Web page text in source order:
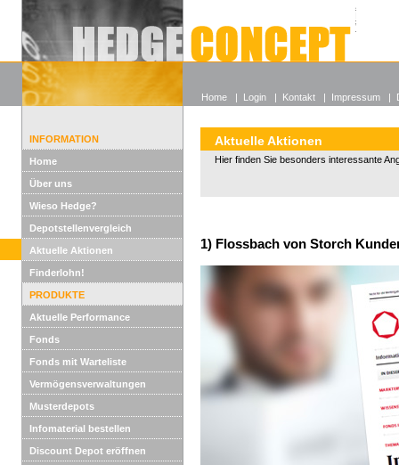
Alle
Wieso
INFORMATION
Home
Über uns
Wieso Hedge?
Depotstellenvergleich
Aktuelle Aktionen
Finderlohn!
PRODUKTE
Aktuelle Performance
Fonds
Fonds mit Warteliste
Vermögensverwaltungen
Musterdepots
Infomaterial bestellen
Discount Depot eröffnen
Aktuelle Aktionen
Hier finden Sie besonders interessante
1) Flossbach von Storch
Home | Login | Kontakt | Impressum |